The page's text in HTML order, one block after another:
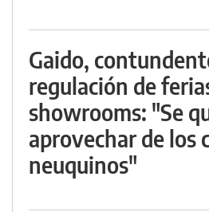
Gaido,
regulación de
showrooms: "Se
aprovechar de los
neuquinos"